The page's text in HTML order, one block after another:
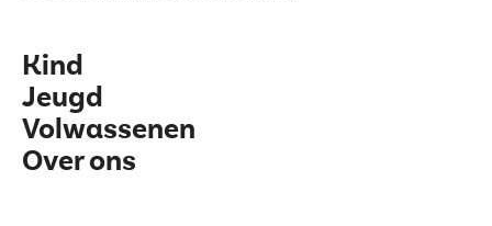
Kind
Jeugd
Volwassenen
Over ons